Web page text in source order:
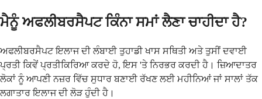
ਮੈਨੂੰ ਅਫਲੀਬਰਸੈਪਟ ਕਿੰਨਾ ਸਮਾਂ ਲੈਣਾ ਚਾਹੀਦਾ ਹੈ?
ਅਫਲੀਬਰਸੈਪਟ ਇਲਾਜ ਦੀ ਲੰਬਾਈ ਤੁਹਾਡੀ ਖਾਸ ਸਥਿਤੀ ਅਤੇ ਤੁਸੀਂ ਦਵਾਈ
ਪ੍ਰਤੀ ਕਿਵੇਂ ਪ੍ਰਤੀਕਿਰਿਆ ਕਰਦੇ ਹੋ, ਇਸ 'ਤੇ ਨਿਰਭਰ ਕਰਦੀ ਹੈ। ਜ਼ਿਆਦਾਤਰ
ਲੋਕਾਂ ਨੂੰ ਆਪਣੀ ਨਜ਼ਰ ਵਿੱਚ ਸੁਧਾਰ ਬਣਾਈ ਰੱਖਣ ਲਈ ਮਹੀਨਿਆਂ ਜਾਂ ਸਾਲਾਂ ਤੱਕ
ਲਗਾਤਾਰ ਇਲਾਜ ਦੀ ਲੋੜ ਹੁੰਦੀ ਹੈ।